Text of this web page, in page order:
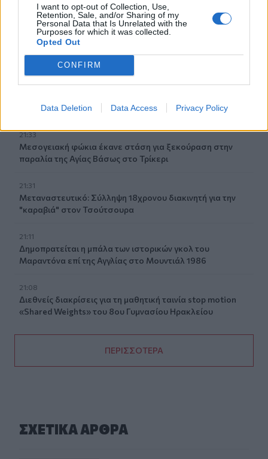
I want to opt-out of Collection, Use,
Retention, Sale, and/or Sharing of my
Personal Data that Is Unrelated with the
Purposes for which it was collected.
Opted Out
CONFIRM
Data Deletion Data Access Privacy Policy
επικοινωνιακά λάθη»
Ηράκλειο: "Σε άθλια κατάσταση το μνημείο πεσόντων
Εφέδρων Αξιωματικών στον Καράβολα"
21:39
ηλικιωμένη
21:33
Μεσογειακή φώκια έκανε στάση για ξεκούραση στην
παραλία της Αγίας Βάσως στο Τρίκερι
21:31
Μεταναστευτικό: Σύλληψη 18χρονου διακινητή για την
"καραβιά" στον Τσούτσουρα
21:11
Δημοπρατείται η μπάλα των ιστορικών γκολ του
Μαραντόνα επί της Αγγλίας στο Μουντιάλ 1986
21:08
Διεθνείς διακρίσεις για τη μαθητική ταινία stop motion
«Shared Weights» του 8ου Γυμνασίου Ηρακλείου
ΠΕΡΙΣΣΟΤΕΡΑ
ΣΧΕΤΙΚA AΡΘΡΑ